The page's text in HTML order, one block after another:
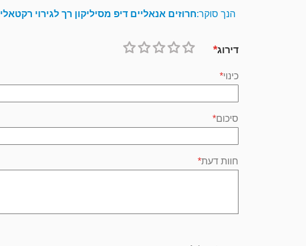
הנך סוקר:חרוזים אנאליים דיפ מסיליקון רך לגירוי רקטאלי
דירוג
כינוי
סיכום
חוות דעת